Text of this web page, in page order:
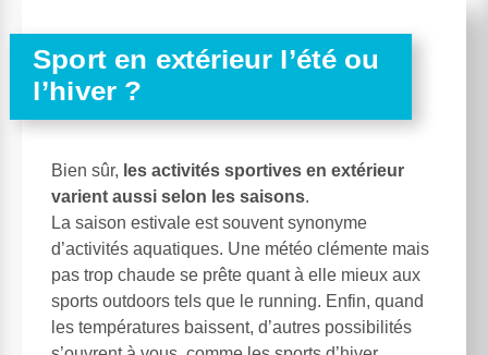
Sport en extérieur l’été ou
l’hiver ?
Bien sûr, les activités sportives en extérieur
varient aussi selon les saisons.
La saison estivale est souvent synonyme
d’activités aquatiques. Une météo clémente mais
pas trop chaude se prête quant à elle mieux aux
sports outdoors tels que le running. Enfin, quand
les températures baissent, d’autres possibilités